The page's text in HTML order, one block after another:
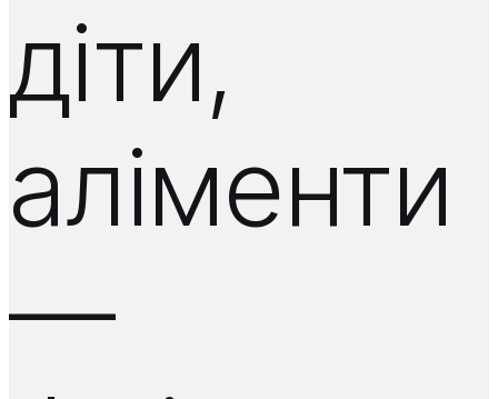
діти,
аліменти
—